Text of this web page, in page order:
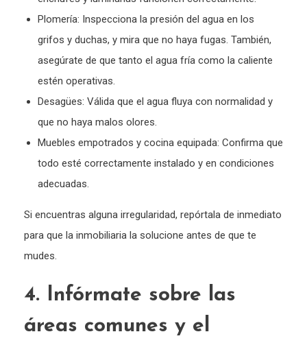
Plomería: Inspecciona la presión del agua en los
grifos y duchas, y mira que no haya fugas. También,
asegúrate de que tanto el agua fría como la caliente
estén operativas.
Desagües: Válida que el agua fluya con normalidad y
que no haya malos olores.
Muebles empotrados y cocina equipada: Confirma que
todo esté correctamente instalado y en condiciones
adecuadas.
Si encuentras alguna irregularidad, repórtala de inmediato
para que la inmobiliaria la solucione antes de que te
mudes.
4. Infórmate sobre las
áreas comunes y el